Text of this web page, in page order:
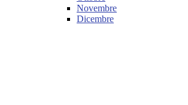
Novembre
Dicembre